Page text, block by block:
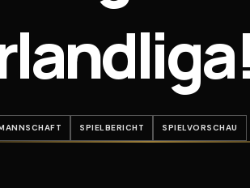
SPIELBERICHT SPIELVORSCHAU